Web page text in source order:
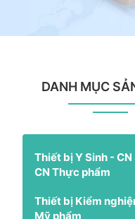
DANH MỤC
Thiết bị Y Sinh - CN
CN Thực phẩm
Thiết bị Kiểm
Mỹ phẩm